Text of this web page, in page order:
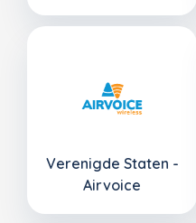
Verenigde Staten -
Airvoice